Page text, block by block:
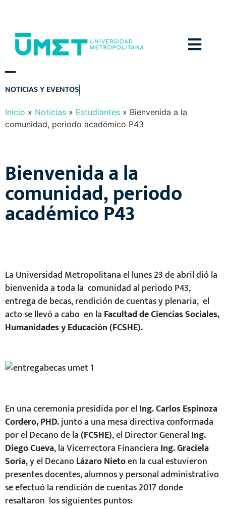
NOTICIASYEVENTOS
Inicio » Noticias » Estudiantes » Bienvenida a la
comunidad, periodo académico P43
Bienvenida a la
comunidad, periodo
académico P43
La Universidad Metropolitana el lunes 23 de abril dió la
bienvenida a toda la comunidad al periodo P43,
entrega de becas, rendición de cuentas y plenaria, el
acto se llevó a cabo en la Facultad de Ciencias Sociales,
Humanidades y Educación (FCSHE).
En una ceremonia presidida por el Ing. Carlos Espinoza
Cordero, PHD.junto a una mesa directiva conformada
por el Decano de la(FCSHE), el Director General Ing.
Diego Cueva, la Vicerrectora Financiera Ing. Graciela
Soria, y el Decano Lázaro Nietoen la cual estuvieron
presentes docentes, alumnos y personal administrativo
se efectuó la rendición de cuentas 2017 donde
resaltaron los siguientes puntos: